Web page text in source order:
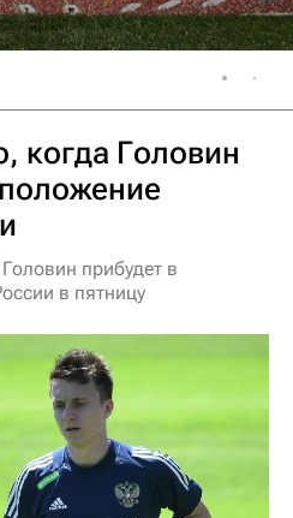
когда Головин
прибудет в
в пятницу